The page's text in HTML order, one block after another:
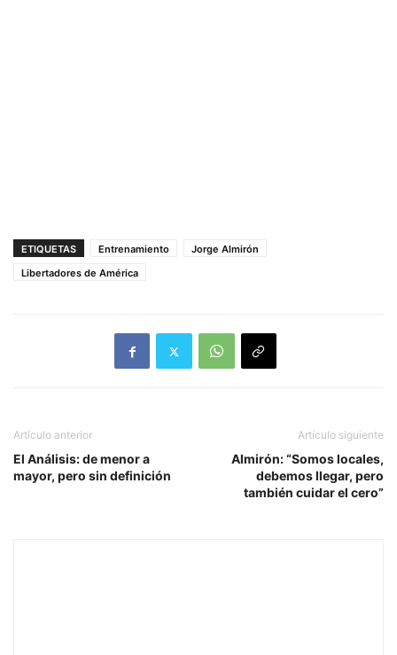
ETIQUETAS Entrenamiento
Jorge Almirón
Libertadores de América
Artículo anterior
El Análisis: de menor a
mayor, pero sin definición
Artículo siguiente
Almirón: “Somos locales,
debemos llegar, pero
también cuidar el cero”